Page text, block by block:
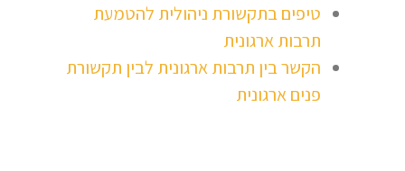
טיפים בתקשורת ניהולית להטמעת
תרבות ארגונית
הקשר בין תרבות ארגונית לבין תקשורת
פנים ארגונית